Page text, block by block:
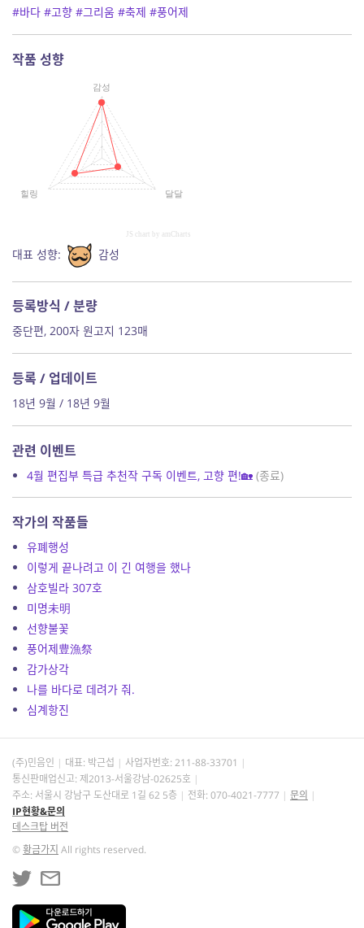
#바다 #고향 #그리움 #축제 #풍어제
작품 성향
감성
달달
힐링
JS chart by amCharts
대표 성향: 감성
등록방식 / 분량
중단편, 200자 원고지 123매
등록 / 업데이트
18년 9월 / 18년 9월
관련 이벤트
4월 편집부 특급 추천작 구독 이벤트, 고향 편!🏡(종료)
작가의 작품들
유폐행성
이렇게 끝나려고 이 긴 여행을 했나
삼호빌라 307호
미명未明
선향불꽃
풍어제豊漁祭
감가상각
나를 바다로 데려가 줘.
심계항진
(주)민음인 대표: 박근섭 사업자번호: 211-88-33701
통신판매업신고: 제2013-서울강남-02625호
주소: 서울시 강남구 도산대로 1길 62 5층
전화: 070-4021-7777
문의
IP현황&문의
데스크탑 버전
©황금가지 All rights reserved.